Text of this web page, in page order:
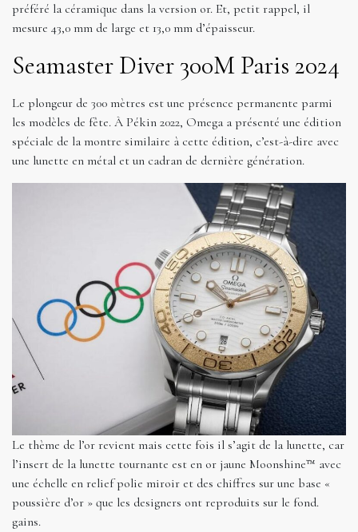
préféré la céramique dans la version or. Et, petit rappel, il
mesure 43,0 mm de large et 13,0 mm d’épaisseur.
Seamaster Diver 300M Paris 2024
Le plongeur de 300 mètres est une présence permanente parmi
les modèles de fête. À Pékin 2022, Omega a présenté une édition
spéciale de la montre similaire à cette édition, c’est-à-dire avec
une lunette en métal et un cadran de dernière génération.
Le thème de l’or revient mais cette fois il s’agit de la lunette, car
l’insert de la lunette tournante est en or jaune Moonshine™ avec
une échelle en relief polie miroir et des chiffres sur une base «
poussière d’or » que les designers ont reproduits sur le fond.
gains.